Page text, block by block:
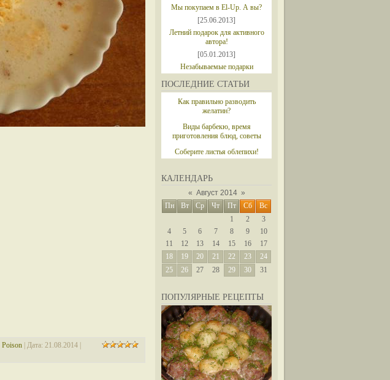
Мы покупаем в El-Up. А вы?
[25.06.2013]
Летний подарок для активного
автора!
[05.01.2013]
Незабываемые подарки
ПОСЛЕДНИЕ СТАТЬИ
Как правильно разводить
желатин?
Виды барбекю, время
приготовления блюд, советы
Соберите листья облепихи!
КАЛЕНДАРЬ
« Август 2014 »
Пн
Вт Ср Чт Пт Сб
Вс
1
2
3
4
5 6 7 8 9
10
11
12 13 14 15 16
17
18
19 20 21 22 23
24
25
26 27 28 29 30 31
ПОПУЛЯРНЫЕ РЕЦЕПТЫ
Poison | Дата: 21.08.2014